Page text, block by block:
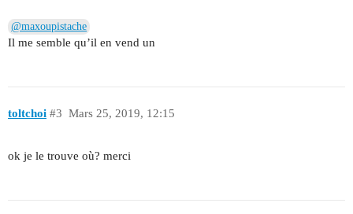
@maxoupistache
Il me semble qu’il en vend un
toltchoi Mars 25, 2019, 12:15
#3
ok je le trouve où? merci